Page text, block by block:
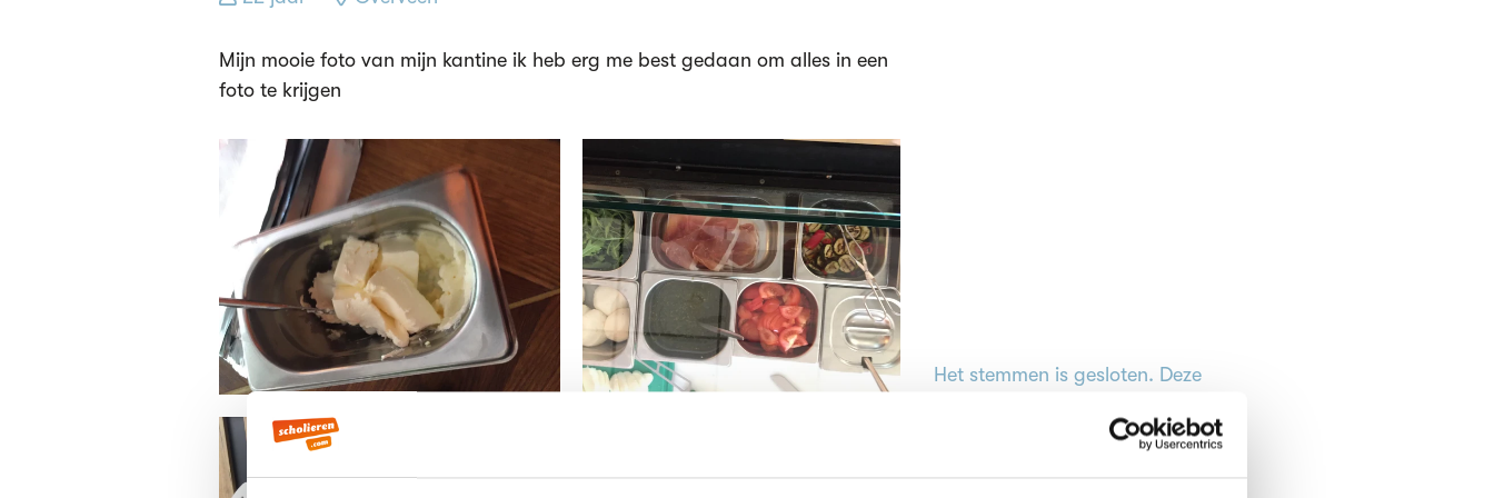
Mijn mooie foto van mijn kantine ik heb erg me best gedaan om alles in een
foto te krijgen
Het stemmen is gesloten. Deze